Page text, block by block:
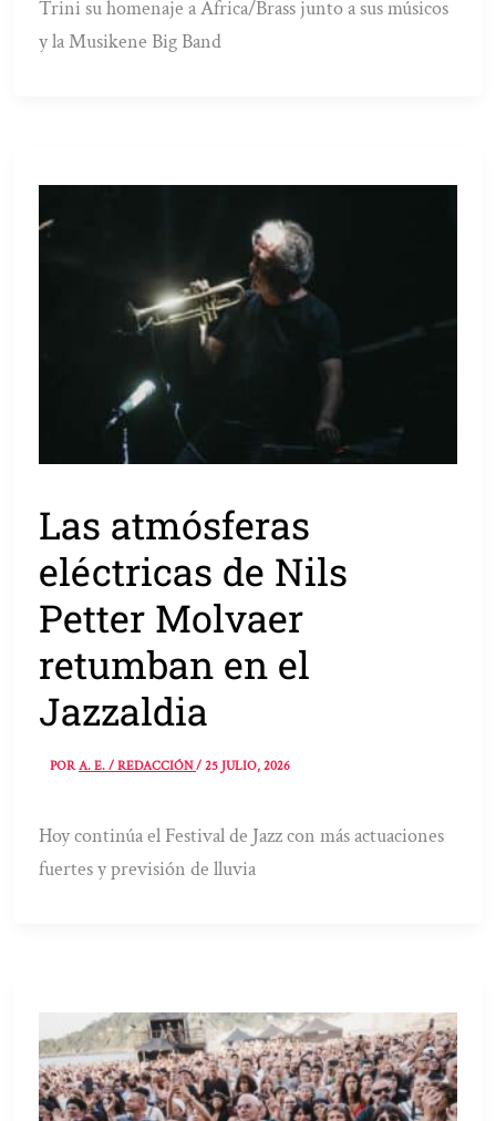
Trini su homenaje a Africa/Brass junto a sus músicos
y la Musikene Big Band
Las atmósferas
eléctricas de Nils
Petter Molvaer
retumban en el
Jazzaldia
PORA. E. / REDACCIÓN/25 JULIO, 2026
Hoy continúa el Festival de Jazz con más actuaciones
fuertes y previsión de lluvia